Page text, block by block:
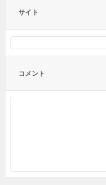
サイト
コメント